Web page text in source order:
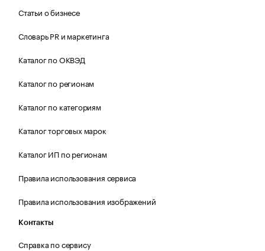
Статьи о бизнесе
Словарь PR и маркетинга
Каталог по ОКВЭД
Каталог по регионам
Каталог по категориям
Каталог торговых марок
Каталог ИП по регионам
Правила использования сервиса
Правила использования изображений
Контакты
Справка по сервису